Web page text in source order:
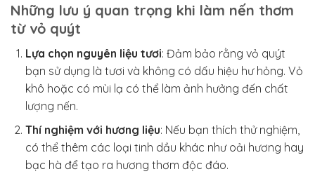
Những lưu ý quan trọng khi làm nến thơm
từ vỏ quýt
Lựa chọn nguyên liệu tươi: Đảm bảo rằng vỏ quýt
bạn sử dụng là tươi và không có dấu hiệu hư hỏng. Vỏ
khô hoặc có mùi lạ có thể làm ảnh hưởng đến chất
lượng nến.
Thí nghiệm với hương liệu: Nếu bạn thích thử nghiệm,
có thể thêm các loại tinh dầu khác như oải hương hay
bạc hà để tạo ra hương thơm độc đáo.